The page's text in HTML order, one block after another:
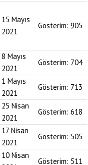
15 Mayıs
2021
Gösterim: 905
8 Mayıs
2021
Gösterim: 704
1 Mayıs
2021
Gösterim: 713
25 Nisan
2021
Gösterim: 618
17 Nisan
2021
Gösterim: 505
10 Nisan
Gösterim: 511